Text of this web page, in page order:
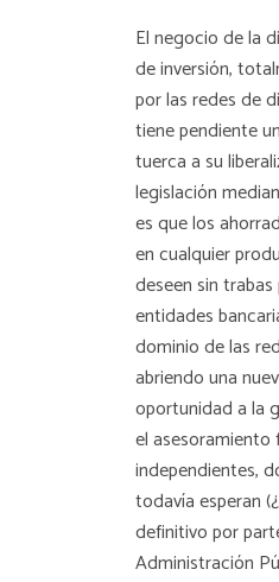
El negocio de la
de inversión,
por las redes de
tiene pendiente
tuerca a su
legislación
es que los
en cualquier
deseen sin
entidades
dominio de las
abriendo una
oportunidad a la
el asesoramiento
independientes,
todavía esperan
definitivo por
Administración